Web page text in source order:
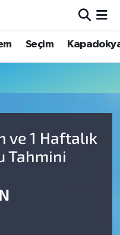
Seçim
ve 1 Haftalık
Tahmini
Fikstür